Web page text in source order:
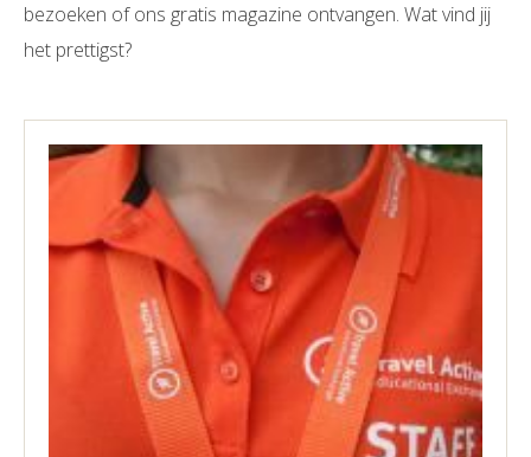
bezoeken of ons gratis magazine ontvangen. Wat vind jij
het prettigst?